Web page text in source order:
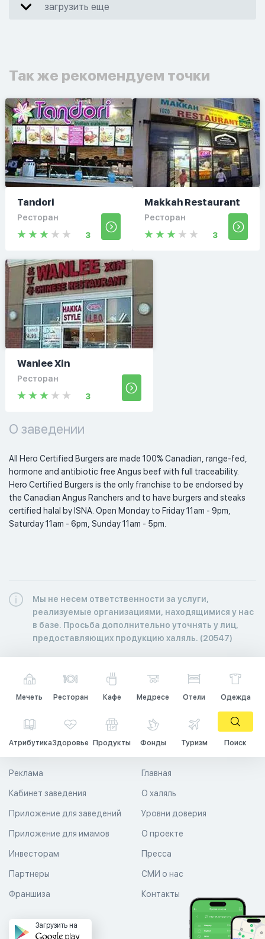
загрузить еще
Так же рекомендуем точки
Tandori
Ресторан
3
Makkah Restaurant
Ресторан
3
Wanlee Xin
Ресторан
3
О заведении
All Hero Certified Burgers are made 100% Canadian, range-fed,
hormone and antibiotic free Angus beef with full traceability.
Hero Certified Burgers is the only franchise to be endorsed by
the Canadian Angus Ranchers and to have burgers and steaks
certified halal by ISNA. Open Monday to Friday 11am - 9pm,
Saturday 11am - 6pm, Sunday 11am - 5pm.
Мы не несем ответственности за услуги,
реализуемые организациями, находящимися у нас
в базе. Просьба дополнительно уточнять у лиц,
предоставляющих продукцию халяль. (20547)
Мечеть Ресторан Кафе Медресе Отели Одежда
АтрибутикаЗдоровье Продукты Фонды Туризм Поиск
Главная
О халяль
Уровни доверия
Реклама
Кабинет заведения
Приложение для заведений
Приложение для имамов О проекте
Пресса
СМИ о нас
Контакты
Инвесторам
Партнеры
Франшиза
Загрузить на